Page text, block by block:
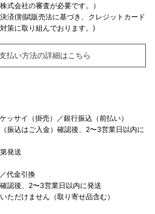
式会社の審査が必要です。）
済(割賦販売法に基づき、クレジットカード
策に取り組んでおります。)
払い方法の詳細はこちら
ッサイ（掛売）／銀行振込（前払い）
振込はご入金）確認後、2〜3営業日以内に
発送
代金引換
認後、2〜3営業日以内に発送
ただけません（取り寄せ品含む）